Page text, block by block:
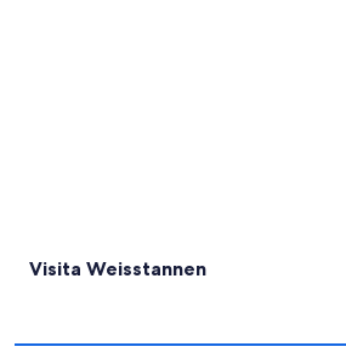
Visita Weisstannen